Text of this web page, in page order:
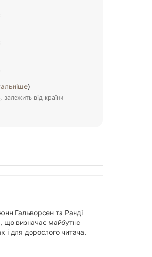
)
, залежить від країни
Гальворсен та Ранді
що визначає майбутнє
і для дорослого читача.